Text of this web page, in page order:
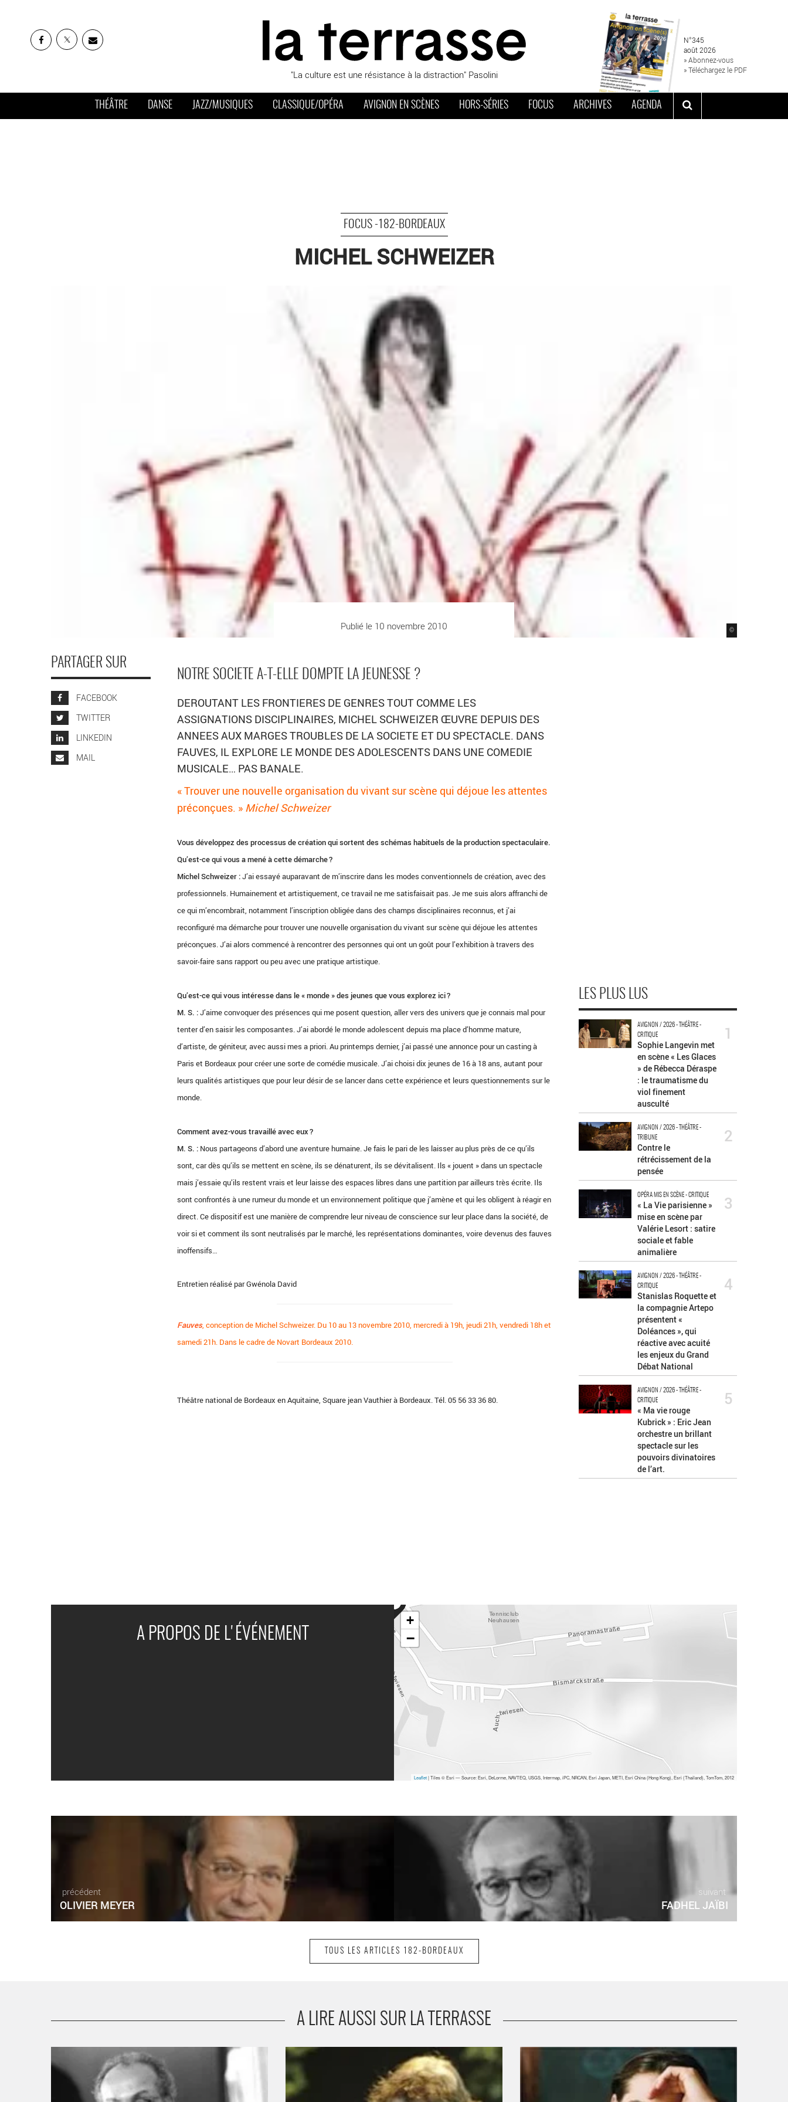
"La culture est une résistance à la distraction" Pasolini
N°345
août 2026
» Abonnez-vous
» Téléchargez le PDF
THÉÂTRE DANSE JAZZ/MUSIQUES CLASSIQUE/OPÉRA AVIGNON EN SCÈNES HORS-SÉRIES FOCUS ARCHIVES AGENDA
FOCUS -182-BORDEAUX
MICHEL SCHWEIZER
©
Publié le 10 novembre 2010
PARTAGER SUR
FACEBOOK
TWITTER
LINKEDIN
MAIL
NOTRE SOCIETE A-T-ELLE DOMPTE LA JEUNESSE ?
DEROUTANT LES FRONTIERES DE GENRES TOUT COMME LES
ASSIGNATIONS DISCIPLINAIRES, MICHEL SCHWEIZER ŒUVRE DEPUIS DES
ANNEES AUX MARGES TROUBLES DE LA SOCIETE ET DU SPECTACLE. DANS
FAUVES, IL EXPLORE LE MONDE DES ADOLESCENTS DANS UNE COMEDIE
MUSICALE… PAS BANALE.
« Trouver une nouvelle organisation du vivant sur scène qui déjoue les attentes
préconçues. » Michel Schweizer
Vous développez des processus de création qui sortent des schémas habituels de la production spectaculaire.
Qu’est-ce qui vous a mené à cette démarche ?
Michel Schweizer :J’ai essayé auparavant de m’inscrire dans les modes conventionnels de création, avec des
professionnels. Humainement et artistiquement, ce travail ne me satisfaisait pas. Je me suis alors affranchi de
ce qui m’encombrait, notamment l’inscription obligée dans des champs disciplinaires reconnus, et j’ai
reconfiguré ma démarche pour trouver une nouvelle organisation du vivant sur scène qui déjoue les attentes
préconçues. J’ai alors commencé à rencontrer des personnes qui ont un goût pour l’exhibition à travers des
savoir-faire sans rapport ou peu avec une pratique artistique.
Qu’est-ce qui vous intéresse dans le « monde » des jeunes que vous explorez ici ?
M. S. :J’aime convoquer des présences qui me posent question, aller vers des univers que je connais mal pour
tenter d’en saisir les composantes. J’ai abordé le monde adolescent depuis ma place d’homme mature,
d’artiste, de géniteur, avec aussi mes a priori. Au printemps dernier, j’ai passé une annonce pour un casting à
Paris et Bordeaux pour créer une sorte de comédie musicale. J’ai choisi dix jeunes de 16 à 18 ans, autant pour
leurs qualités artistiques que pour leur désir de se lancer dans cette expérience et leurs questionnements sur le
monde.
Comment avez-vous travaillé avec eux ?
M. S. : Nous partageons d’abord une aventure humaine. Je fais le pari de les laisser au plus près de ce qu’ils
sont, car dès qu’ils se mettent en scène, ils se dénaturent, ils se dévitalisent. Ils « jouent » dans un spectacle
mais j’essaie qu’ils restent vrais et leur laisse des espaces libres dans une partition par ailleurs très écrite. Ils
sont confrontés à une rumeur du monde et un environnement politique que j’amène et qui les obligent à réagir en
direct. Ce dispositif est une manière de comprendre leur niveau de conscience sur leur place dans la société, de
voir si et comment ils sont neutralisés par le marché, les représentations dominantes, voire devenus des fauves
inoffensifs…
Entretien réalisé par Gwénola David
Fauves, conception de Michel Schweizer. Du 10 au 13 novembre 2010, mercredi à 19h, jeudi 21h, vendredi 18h et
samedi 21h. Dans le cadre de Novart Bordeaux 2010.
Théâtre national de Bordeaux en Aquitaine, Square jean Vauthier à Bordeaux. Tél. 05 56 33 36 80.
LES PLUS LUS
AVIGNON / 2026 - THÉÂTRE -
CRITIQUE
Sophie Langevin met
en scène « Les Glaces
» de Rébecca Déraspe
: le traumatisme du
viol finement
ausculté
1
AVIGNON / 2026 - THÉÂTRE -
TRIBUNE
Contre le
rétrécissement de la
pensée
2
OPÉRA MIS EN SCÈNE - CRITIQUE
« La Vie parisienne »
mise en scène par
Valérie Lesort : satire
sociale et fable
animalière
3
AVIGNON / 2026 - THÉÂTRE -
CRITIQUE
Stanislas Roquette et
la compagnie Artepo
présentent «
Doléances », qui
réactive avec acuité
les enjeux du Grand
Débat National
4
AVIGNON / 2026 - THÉÂTRE -
CRITIQUE
« Ma vie rouge
Kubrick » : Eric Jean
orchestre un brillant
spectacle sur les
pouvoirs divinatoires
de l’art.
5
A PROPOS DE L'ÉVÉNEMENT
+
−
Leaflet| Tiles © Esri — Source: Esri, DeLorme, NAVTEQ, USGS, Intermap, iPC, NRCAN, Esri Japan, METI, Esri China (Hong Kong), Esri (Thailand), TomTom, 2012
précédent
OLIVIER MEYER
suivant
FADHEL JAÏBI
TOUS LES ARTICLES 182-BORDEAUX
A LIRE AUSSI SUR LA TERRASSE
FADHEL JAÏBI - Critique sortie Théâtre DOMINIQUE PITOISET - Critique sortie Théâtre JOHANNES VON MATUSCHKA - Critique sortie Théâtre